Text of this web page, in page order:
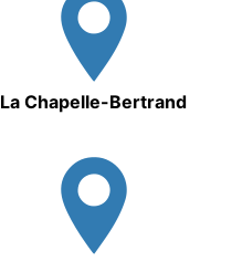
La Chapelle-Bertrand